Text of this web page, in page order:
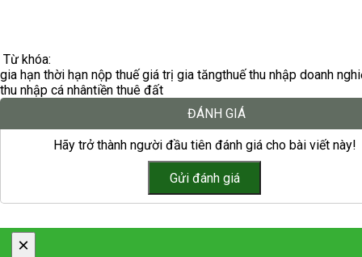
Từ khóa:
gia hạn thời hạn nộp thuế giá trị gia tăngthuế thu nhập doanh
thu nhập cá nhântiền thuê đất
ĐÁNH GIÁ
Hãy trở thành người đầu tiên đánh giá cho bài viết này!
×